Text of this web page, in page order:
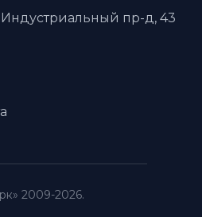
пр-д, 43
2009-2026.